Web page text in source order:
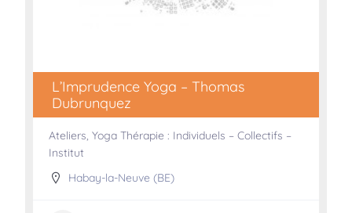
L’Imprudence Yoga – Thomas
Dubrunquez
Ateliers, Yoga Thérapie : Individuels – Collectifs –
Institut
Habay-la-Neuve (BE)